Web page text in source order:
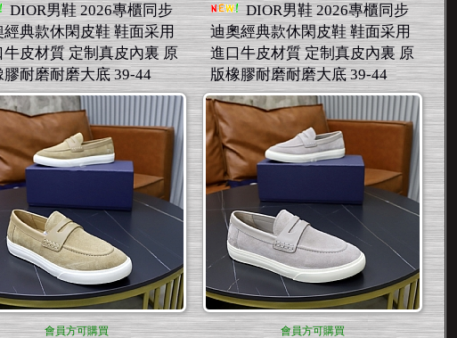
DIOR男鞋 2026專櫃同步
經典款休閑皮鞋 鞋面采用
牛皮材質 定制真皮內裏 原
膠耐磨耐磨大底 39-44
會員方可購買
DIOR男鞋 2026專櫃同步
迪奧經典款休閑皮鞋 鞋面采用
進口牛皮材質 定制真皮內裏 原
版橡膠耐磨耐磨大底 39-44
會員方可購買